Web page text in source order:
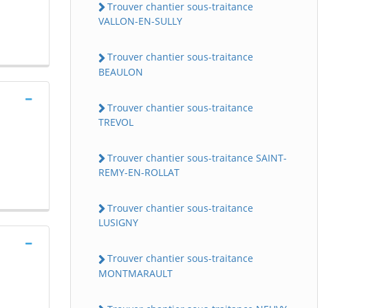
Trouver chantier sous-traitance
VALLON-EN-SULLY
Trouver chantier sous-traitance
BEAULON
Trouver chantier sous-traitance
TREVOL
Trouver chantier sous-traitance SAINT-
REMY-EN-ROLLAT
Trouver chantier sous-traitance
LUSIGNY
Trouver chantier sous-traitance
MONTMARAULT